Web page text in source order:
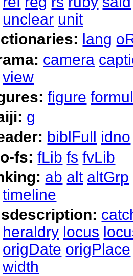
unclear unit
lang
camera
view
figure
g
biblFull
idno
fs:fLib fs fvLib
ab alt altGrp
timeline
heraldry locus
origDate origPlace
width